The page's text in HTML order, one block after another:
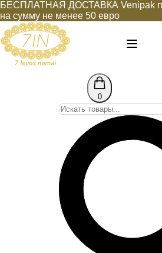
БЕСПЛАТНАЯ ДОСТАВКА Venipak
на сумму не менее 50 евро
0